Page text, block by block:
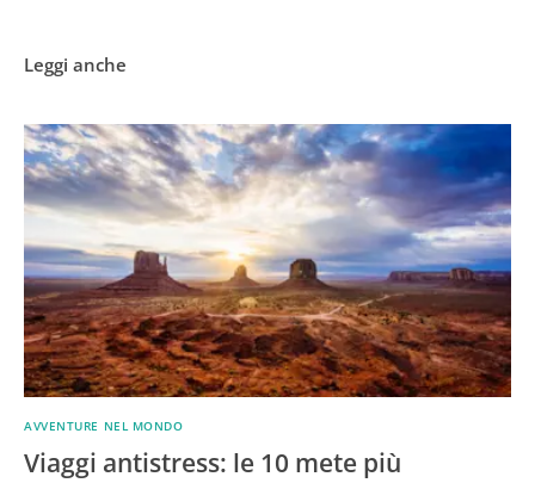
Leggi anche
AVVENTURE NEL MONDO
Viaggi antistress: le 10 mete più